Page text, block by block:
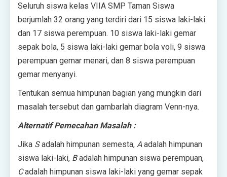
Seluruh siswa kelas VIIA SMP Taman Siswa
berjumlah 32 orang yang terdiri dari 15 siswa laki-laki
dan 17 siswa perempuan. 10 siswa laki-laki gemar
sepak bola, 5 siswa laki-laki gemar bola voli, 9 siswa
perempuan gemar menari, dan 8 siswa perempuan
gemar menyanyi.
Tentukan semua himpunan bagian yang mungkin dari
masalah tersebut dan gambarlah diagram Venn-nya.
Alternatif Pemecahan Masalah :
Jika Sadalah himpunan semesta, A adalah himpunan
siswa laki-laki, Badalah himpunan siswa perempuan,
Cadalah himpunan siswa laki-laki yang gemar sepak